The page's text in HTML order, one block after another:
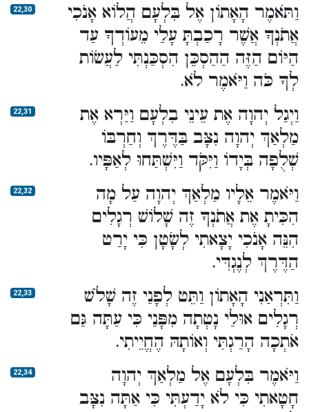
22,30
וַתֹּאמֶר הָאָתוֹן אֶל בִּלְעָם הֲלוֹא אָנֹכִי
אֲתֹנְךָ אֲשֶׁר רָכַבְתָּ עָלַי מֵעוֹדְךָ עַד
הַיּוֹם הַזֶּה הַהַסְכֵּן הִסְכַּנְתִּי לַעֲשׂוֹת
לְךָ כֹּה וַיֹּאמֶר לֹא.
22,31
וַיְגַל יְהוָה אֶת עֵינֵי בִלְעָם וַיַּרְא אֶת
מַלְאַךְ יְהוָה נִצָּב בַּדֶּרֶךְ וְחַרְבּוֹ
שְׁלֻפָה בְּיָדוֹ וַיִּקֹּד וַיִּשְׁתַּחוּ לְאַפָּיו.
22,32
וַיֹּאמֶר אֵלָיו מַלְאַךְ יְהוָה עַל מָה
הִכִּיתָ אֶת אֲתֹנְךָ זֶה שָׁלוֹשׁ רְגָלִים
הִנֵּה אָנֹכִי יָצָאתִי לְשָׂטָן כִּי יָרַט
הַדֶּרֶךְ לְנֶגְדִּי.
22,33
וַתִּרְאַנִי הָאָתוֹן וַתֵּט לְפָנַי זֶה שָׁלֹשׁ
רְגָלִים אוּלַי נָטְתָה מִפָּנַי כִּי עַתָּה גַּם
אֹתְכָה הָרַגְתִּי וְאוֹתָהּ הֶחֱיֵיתִי.
22,34
וַיֹּאמֶר בִּלְעָם אֶל מַלְאַךְ יְהוָה
חָטָאתִי כִּי לֹא יָדַעְתִּי כִּי אַתָּה נִצָּב